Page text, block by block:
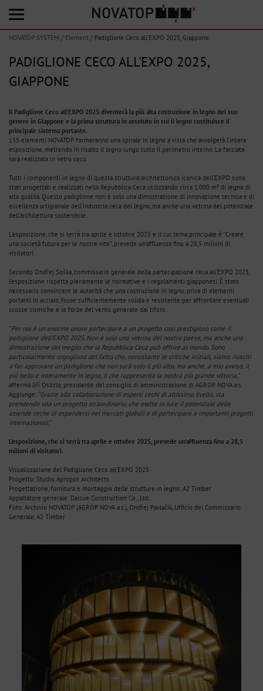
NOVATOP SYSTEM / Element / Padiglione Ceco all’EXPO 2025, Giappone
PADIGLIONE CECO ALL’EXPO 2025,
GIAPPONE
Il Padiglione Ceco all’EXPO 2025 diventerà la più alta costruzione in legno del suo
genere in Giappone e la prima struttura in assoluto in cui il legno costituisce il
principale sistema portante.
155 elementi NOVATOP formeranno una spirale in legno a vista che avvolgerà l’intera
esposizione, mettendo in risalto il legno lungo tutto il perimetro interno. La facciata
sarà realizzata in vetro ceco.
Tutti i componenti in legno di questa struttura architettonica iconica dell’EXPO sono
stati progettati e realizzati nella Repubblica Ceca utilizzando circa 1.000 m³ di legno di
alta qualità. Questo padiglione non è solo una dimostrazione di innovazione tecnica e di
eccellenza artigianale dell’industria ceca del legno, ma anche una vetrina del potenziale
dell’architettura sostenibile.
L’esposizione, che si terrà tra aprile e ottobre 2025 e il cui tema principale è “Creare
una società futura per le nostre vite”, prevede un’affluenza fino a 28,5 milioni di
visitatori.
Secondo Ondřej Soška, commissario generale della partecipazione ceca all’EXPO 2025,
l’esposizione rispetta pienamente le normative e i regolamenti giapponesi. È stato
necessario convincere le autorità che una costruzione in legno, priva di elementi
portanti in acciaio, fosse sufficientemente solida e resistente per affrontare eventuali
scosse sismiche e le forze del vento generate dai tifoni.
“Per noi è un enorme onore partecipare a un progetto così prestigioso come il
padiglione dell’EXPO 2025. Non è solo una vetrina del nostro paese, ma anche una
dimostrazione del meglio che la Repubblica Ceca può offrire al mondo. Sono
particolarmente orgoglioso del fatto che, nonostante le critiche iniziali, siamo riusciti
a far approvare un padiglione che non sarà solo il più alto, ma anche, a mio avviso, il
più bello e interamente in legno, il che rappresenta la nostra più grande vittoria, ”
afferma Jiří Oslizlo, presidente del consiglio di amministrazione di AGROP NOVA a.s.
Aggiunge: “Grazie alla collaborazione di esperti cechi di altissimo livello, sta
prendendo vita un progetto straordinario, che mette in luce il potenziale delle
aziende ceche di espandersi nei mercati globali e di partecipare a importanti progetti
internazionali.”
L’esposizione, che si terrà tra aprile e ottobre 2025, prevede un’affluenza fino a 28,5
milioni di visitatori.
Visualizzazione del Padiglione Ceco all’EXPO 2025
Progetto: Studio Apropos Architects
Progettazione, fornitura e montaggio delle strutture in legno: A2 Timber
Appaltatore generale: Daisue Construction Co., Ltd.
Foto: Archivio NOVATOP (AGROP NOVA a.s.), Ondřej Pavlačík, Ufficio del Commissario
Generale, A2 Timber